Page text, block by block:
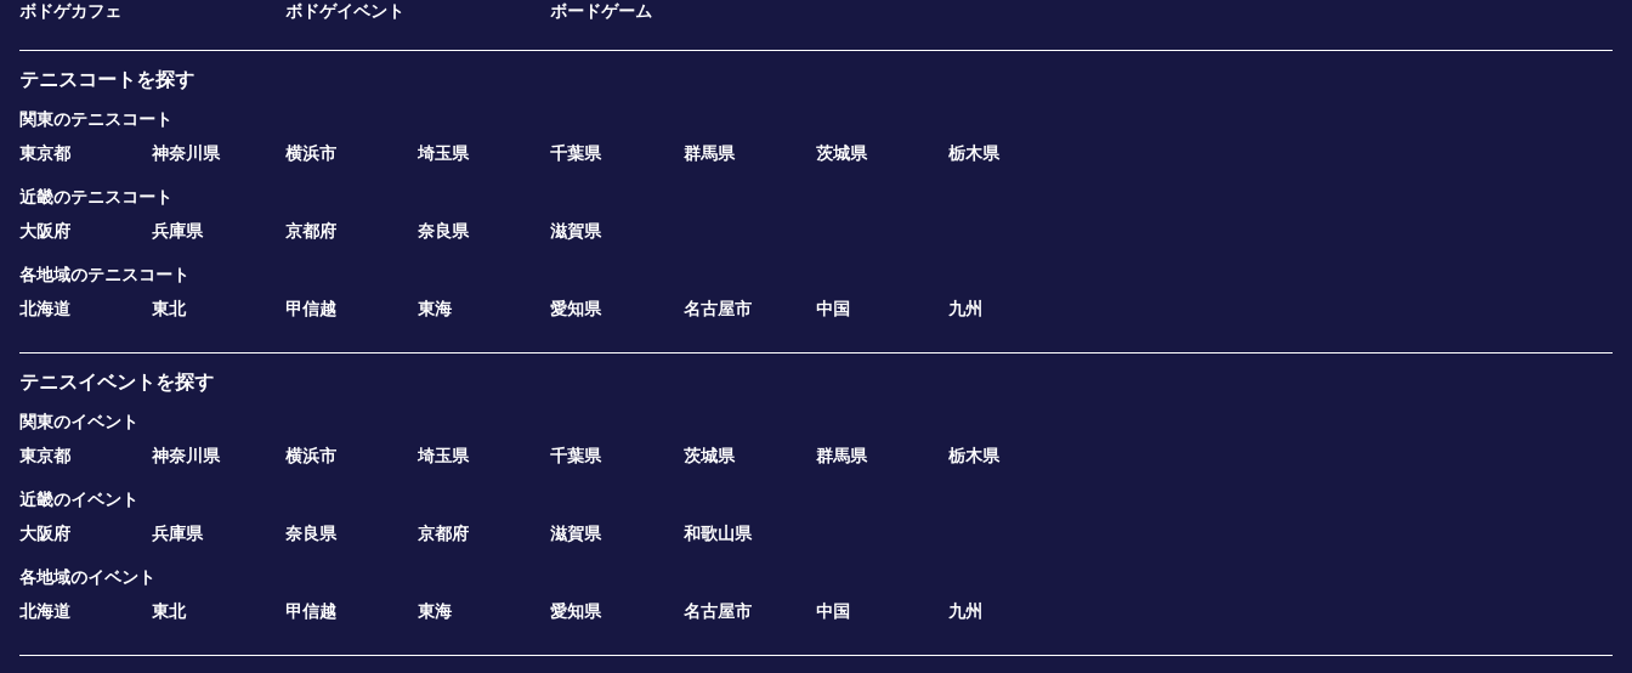
ボドゲカフェ ボドゲイベント ボードゲーム
テニスコートを探す
関東のテニスコート
東京都
神奈川県 横浜市 埼玉県 千葉県 群馬県 茨城県 栃木県
近畿のテニスコート
大阪府
兵庫県 京都府 奈良県 滋賀県
各地域のテニスコート
北海道
東北 甲信越 東海 愛知県 名古屋市 中国 九州
テニスイベントを探す
関東のイベント
東京都
神奈川県 横浜市 埼玉県 千葉県 茨城県 群馬県 栃木県
近畿のイベント
大阪府
兵庫県 奈良県 京都府 滋賀県 和歌山県
各地域のイベント
北海道
東北 甲信越 東海 愛知県 名古屋市 中国 九州